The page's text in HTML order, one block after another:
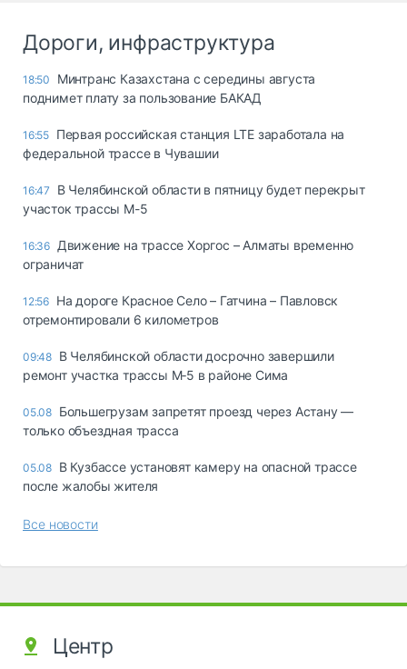
Дороги, инфраструктура
18:50
Минтранс Казахстана с середины августа
поднимет плату за пользование БАКАД
16:55 Первая российская станция LTE заработала на
федеральной трассе в Чувашии
16:47
В Челябинской области в пятницу будет перекрыт
участок трассы М-5
16:36 Движение на трассе Хоргос – Алматы временно
ограничат
12:56 На дороге Красное Село – Гатчина – Павловск
отремонтировали 6 километров
09:48 В Челябинской области досрочно завершили
ремонт участка трассы М‑5 в районе Сима
05.08 Большегрузам запретят проезд через Астану —
только объездная трасса
05.08 В Кузбассе установят камеру на опасной трассе
после жалобы жителя
Все новости
Центр